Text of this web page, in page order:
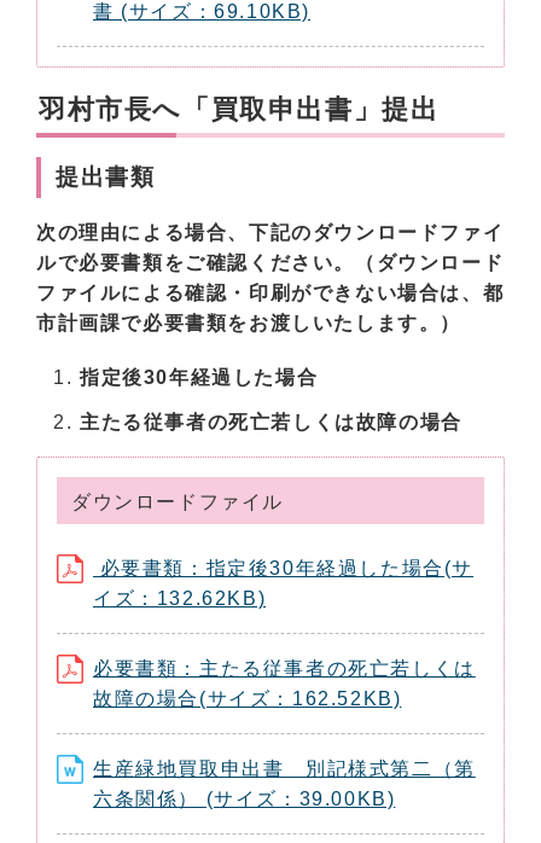
書 (サイズ：69.10KB)
羽村市長へ「買取申出書」提出
提出書類
次の理由による場合、下記のダウンロードファイ
ルで必要書類をご確認ください。（ダウンロード
ファイルによる確認・印刷ができない場合は、都
市計画課で必要書類をお渡しいたします。）
指定後30年経過した場合
主たる従事者の死亡若しくは故障の場合
ダウンロードファイル
必要書類：指定後30年経過した場合(サ
イズ：132.62KB)
必要書類：主たる従事者の死亡若しくは
故障の場合(サイズ：162.52KB)
生産緑地買取申出書 別記様式第二（第
六条関係） (サイズ：39.00KB)